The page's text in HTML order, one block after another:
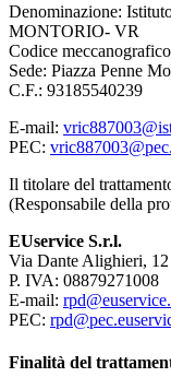
Denominazione:
MONTORIO- VR
Codice
Sede: Piazza Penne
C.F.: 93185540239
E-mail:
PEC:
Il titolare del
(Responsabile della
EUservice S.r.l.
Via Dante Alighieri,
P. IVA: 08879271008
E-mail:
PEC:
Finalità del